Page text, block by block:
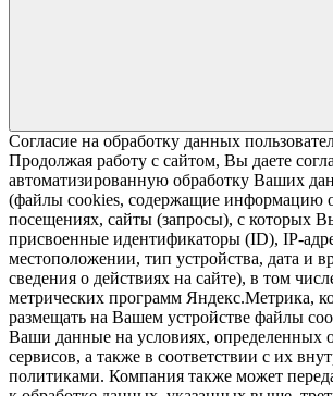
Согласие на обработку данных
Продолжая работу с сайтом, Вы даете
автоматизированную обработку Ваших
(файлы cookies, содержащие информацию
посещениях, сайты (запросы), с которых
присвоенные идентификаторы (ID), IP-
местоположении, тип устройства, дата и
сведения о действиях на сайте), в том
метрических программ Яндекс.Метрика,
размещать на Вашем устройстве файлы
Ваши данные на условиях, определенных
сервисов, а также в соответствии с их
политиками. Компания также может